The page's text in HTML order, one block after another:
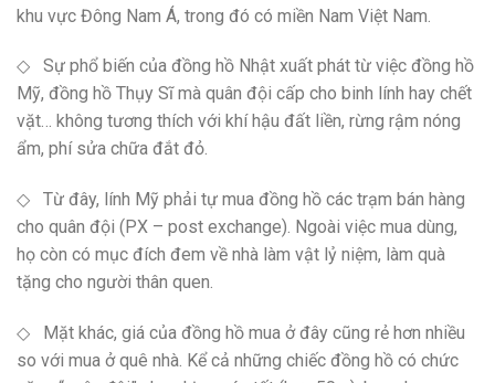
khu vực Đông Nam Á, trong đó có miền Nam Việt Nam.
◇ Sự phổ biến của đồng hồ Nhật xuất phát từ việc đồng hồ
Mỹ, đồng hồ Thụy Sĩ mà quân đội cấp cho binh lính hay chết
vặt… không tương thích với khí hậu đất liền, rừng rậm nóng
ẩm, phí sửa chữa đắt đỏ.
◇ Từ đây, lính Mỹ phải tự mua đồng hồ các trạm bán hàng
cho quân đội (PX – post exchange). Ngoài việc mua dùng,
họ còn có mục đích đem về nhà làm vật lỷ niệm, làm quà
tặng cho người thân quen.
◇ Mặt khác, giá của đồng hồ mua ở đây cũng rẻ hơn nhiều
so với mua ở quê nhà. Kể cả những chiếc đồng hồ có chức